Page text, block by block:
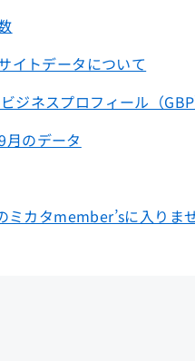
イトデータについて
ジネスプロフィール（
のデータ
カタmember’sに入りま